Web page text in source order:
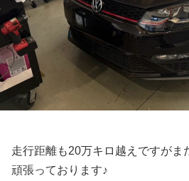
走行距離も20万キロ越えですがま
頑張っております♪